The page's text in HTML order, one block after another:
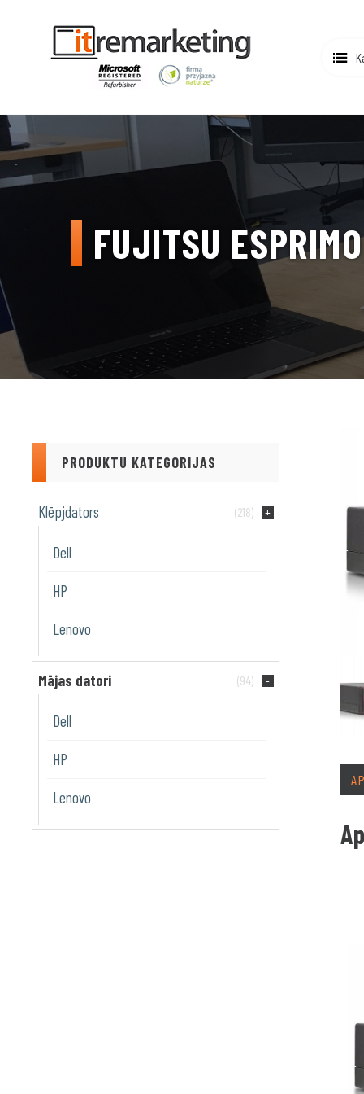
FUJITSU
PRODUKTU KATEGORIJAS
Klēpjdators (218)
Dell
HP
Lenovo
Mājas datori (94)
Dell
HP
Lenovo